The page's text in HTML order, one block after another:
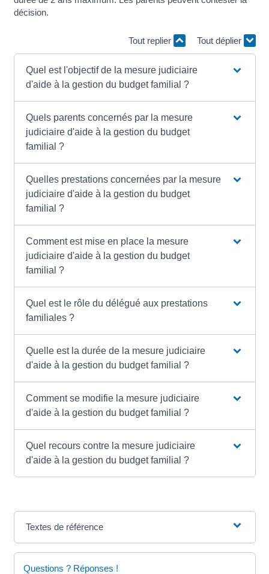
décision.
Tout replier Tout déplier
Quel est l'objectif de la mesure judiciaire
d'aide à la gestion du budget familial ?
Quels parents concernés par la mesure
judiciaire d'aide à la gestion du budget
familial ?
Quelles prestations concernées par la mesure
judiciaire d'aide à la gestion du budget
familial ?
Comment est mise en place la mesure
judiciaire d'aide à la gestion du budget
familial ?
Quel est le rôle du délégué aux prestations
familiales ?
Quelle est la durée de la mesure judiciaire
d'aide à la gestion du budget familial ?
Comment se modifie la mesure judiciaire
d'aide à la gestion du budget familial ?
Quel recours contre la mesure judiciaire
d'aide à la gestion du budget familial ?
Textes de référence
Questions ? Réponses !